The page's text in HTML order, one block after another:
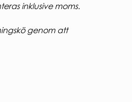
inklusive moms.
genom att